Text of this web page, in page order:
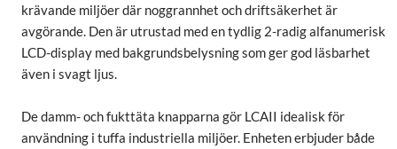
krävande miljöer där noggrannhet och driftsäkerhet är
avgörande. Den är utrustad med en tydlig 2-radig alfanumerisk
LCD-display med bakgrundsbelysning som ger god läsbarhet
även i svagt ljus.
De damm- och fukttäta knapparna gör LCAII idealisk för
användning i tuffa industriella miljöer. Enheten erbjuder både